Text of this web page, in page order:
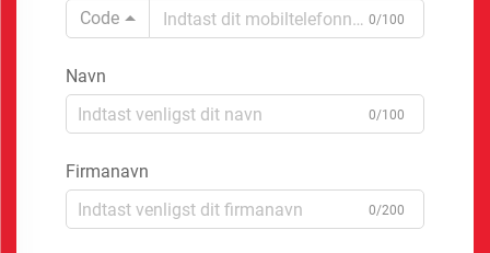
Code
0/100
Navn
0/100
Firmanavn
0/200